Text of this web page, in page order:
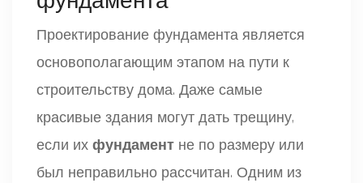
Проектирование фундамента является
основополагающим этапом на пути к
строительству дома. Даже самые
красивые здания могут дать трещину,
если их фундамент не по размеру или
был неправильно рассчитан. Одним из